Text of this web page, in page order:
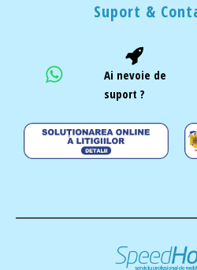
Suport &
Ai nevoie de
suport ?